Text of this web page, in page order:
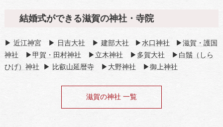
結婚式ができる滋賀の神社・寺院
▶ 近江神宮▶ 日吉大社 ▶ 建部大社▶ 水口神社 ▶ 滋賀・護国
神社 ▶ 甲賀・田村神社 ▶ 立木神社 ▶ 多賀大社 ▶ 白鬚（しら
ひげ）神社 ▶ 比叡山延暦寺▶ 大野神社 ▶ 御上神社
滋賀の神社 一覧